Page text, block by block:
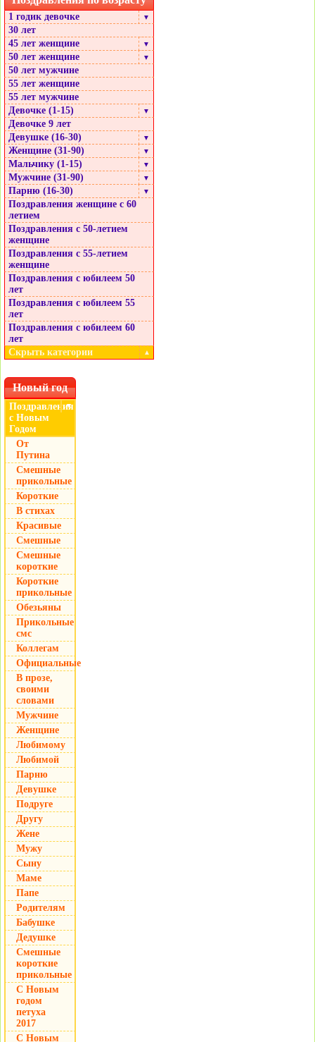
1 годик девочке ▼
30 лет
45 лет женщине
▼
50 лет женщине ▼
50 лет мужчине
55 лет женщине
55 лет мужчине
Девочке (1-15)
▼
Девочке 9 лет
Девушке (16-30)
▼
Женщине (31-90) ▼
Мальчику (1-15) ▼
Мужчине (31-90) ▼
Парню (16-30) ▼
Поздравления женщине с 60
летием
Поздравления с 50-летием
женщине
Поздравления с 55-летием
женщине
Поздравления с юбилеем 50
лет
Поздравления с юбилеем 55
лет
Поздравления с юбилеем 60
лет
Скрыть категории
▲
Новый год
Поздравления
с Новым
Годом
▼
От
Путина
Смешные
прикольные
Короткие
В стихах
Красивые
Смешные
Смешные
короткие
Короткие
прикольные
Обезьяны
Прикольные
смс
Коллегам
Официальные
В прозе,
своими
словами
Мужчине
Женщине
Любимому
Любимой
Парню
Девушке
Подруге
Другу
Жене
Мужу
Сыну
Маме
Папе
Родителям
Бабушке
Дедушке
Смешные
короткие
прикольные
С Новым
годом
петуха
2017
С Новым